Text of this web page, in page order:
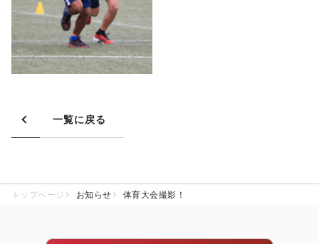
一覧に戻る
トップページ お知らせ 体育大会撮影！